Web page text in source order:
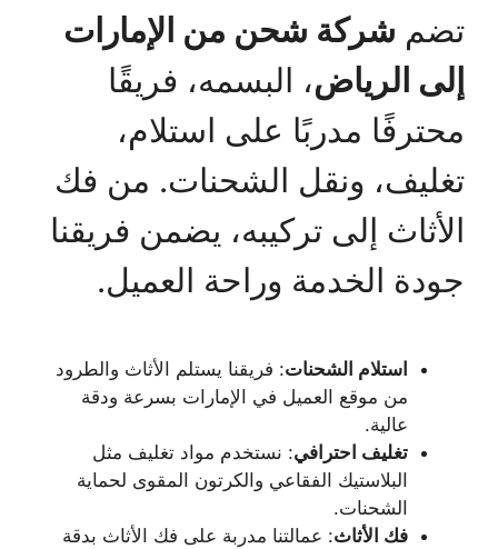
تضم شركة شحن من الإمارات
إلى الرياض، البسمه، فريقًا
محترفًا مدربًا على استلام،
تغليف، ونقل الشحنات. من فك
الأثاث إلى تركيبه، يضمن فريقنا
جودة الخدمة وراحة العميل.
استلام الشحنات: فريقنا يستلم الأثاث والطرود
من موقع العميل في الإمارات بسرعة ودقة
عالية.
تغليف احترافي: نستخدم مواد تغليف مثل
البلاستيك الفقاعي والكرتون المقوى لحماية
الشحنات.
فك الأثاث: عمالتنا مدربة على فك الأثاث بدقة